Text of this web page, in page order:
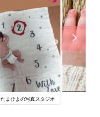
たまひよの写真スタジオ